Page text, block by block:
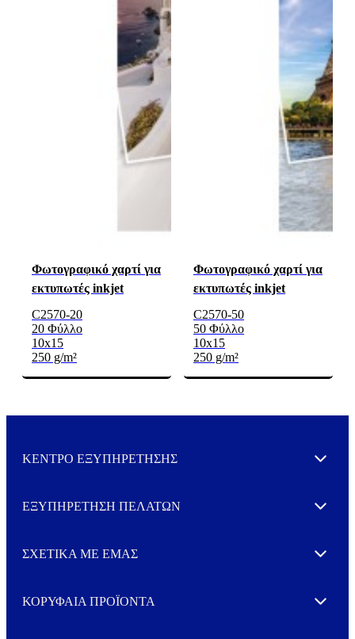
Φωτογραφικό χαρτί για
εκτυπωτές inkjet
C2570-20
20 Φύλλο
10x15
250 g/m²
Φωτογραφικό χαρτί για
εκτυπωτές inkjet
C2570-50
50 Φύλλο
10x15
250 g/m²
ΚΕΝΤΡΟ ΕΞΥΠΗΡΕΤΗΣΗΣ Expand
ΕΞΥΠΗΡΕΤΗΣΗ ΠΕΛΑΤΩΝ Expand
ΣΧΕΤΙΚΑ ΜΕ ΕΜΑΣ Expand
ΚΟΡΥΦΑΙΑ ΠΡΟΪΟΝΤΑ Expand